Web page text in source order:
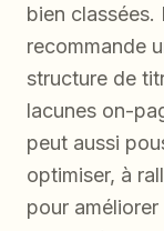
bien classées.
recommande
structure de
lacunes on-
peut aussi
optimiser, à
pour